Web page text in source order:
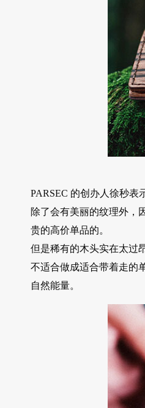
PARSEC 的创办人徐秒
除了会有美丽的纹理外，
贵的高价单品的。
但是稀有的木头实在太过
不适合做成适合带着走的
自然能量。